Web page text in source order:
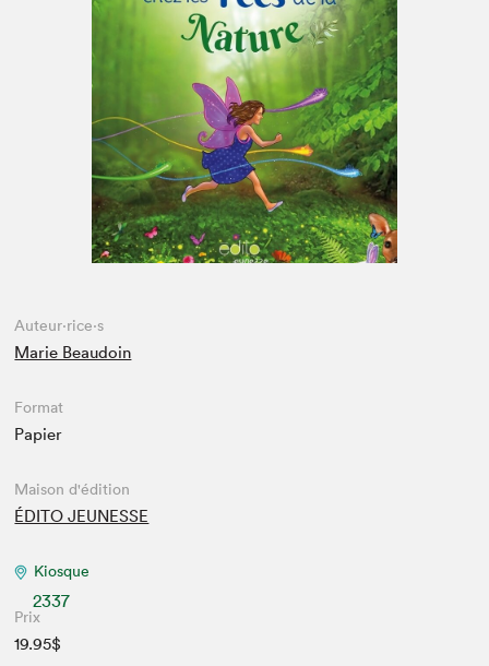
Espace médias
Auteur·rice·s
Marie Beaudoin
Format
Papier
Maison d'édition
ÉDITO JEUNESSE
Kiosque
2337
Prix
19.95$